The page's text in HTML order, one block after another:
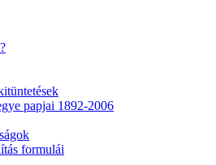
papjai 1892-2006
formulái